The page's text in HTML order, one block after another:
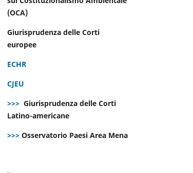
(OCA)
Giurisprudenza delle Corti
europee
ECHR
CJEU
>>> Giurisprudenza delle Corti
Latino-americane
>>> Osservatorio Paesi Area Mena